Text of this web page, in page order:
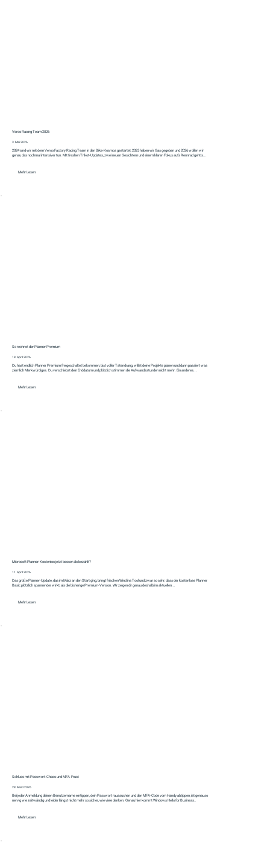
Veroo Racing Team 2026
3. Mai 2026
2024 sind wir mit dem Veroo Factory Racing Team in den Bike-Kosmos gestartet, 2025 haben wir Gas gegeben und 2026 wollen wir
genau das nochmal intensiver tun. Mit freshen Trikot-Updates, zwei neuen Gesichtern und einem klaren Fokus aufs Rennrad geht's...
Mehr Lesen
So rechnet der Planner Premium
18. April 2026
Du hast endlich Planner Premium freigeschaltet bekommen, bist voller Tatendrang, willst deine Projekte planen und dann passiert was
ziemlich Merkwürdiges. Du verschiebst dein Enddatum und plötzlich stimmen die Aufwandsstunden nicht mehr. Ein anderes...
Mehr Lesen
Microsoft Planner: Kostenlos jetzt besser als bezahlt?
11. April 2026
Das große Planner‑Update, das im März an den Start ging, bringt frischen Wind ins Tool und zwar so sehr, dass der kostenlose Planner
Basic plötzlich spannender wirkt, als die bisherige Premium‑Version. Wir zeigen dir genau deshalb im aktuellen...
Mehr Lesen
Schluss mit Passwort-Chaos und MFA-Frust
28. März 2026
Bei jeder Anmeldung deinen Benutzername eintippen, dein Passwort raussuchen und den MFA-Code vom Handy abtippen, ist genauso
nervig wie zeitwändig und leider längst nicht mehr so sicher, wie viele denken. Genau hier kommt Windows Hello for Business..
Mehr Lesen